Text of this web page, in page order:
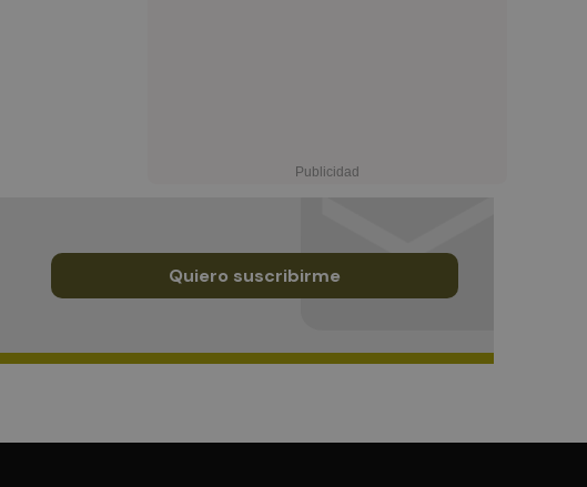
Quiero suscribirme